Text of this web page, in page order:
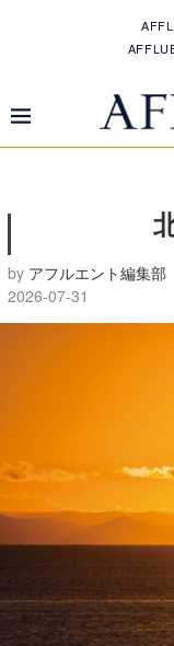
by アフルエント編集部
2026-07-31